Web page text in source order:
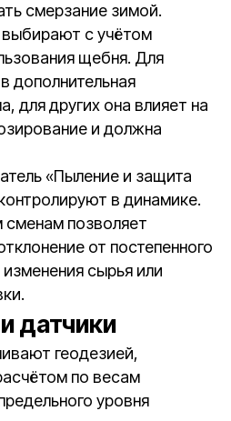
смерзание зимой.
с учётом
щебня. Для
дополнительная
для других она влияет на
и должна
«Пыление и защита
в динамике.
сменам позволяет
от постепенного
сырья или
датчики
геодезией,
по весам
уровня